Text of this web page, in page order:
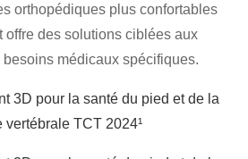
orthopédiques plus confortables
offre des solutions ciblées aux
médicaux spécifiques.